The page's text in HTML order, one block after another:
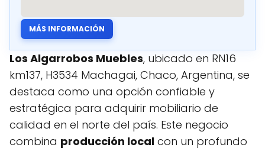
MÁS INFORMACIÓN
Los Algarrobos Muebles, ubicado en RN16
km137, H3534 Machagai, Chaco, Argentina, se
destaca como una opción confiable y
estratégica para adquirir mobiliario de
calidad en el norte del país. Este negocio
combina producción local con un profundo